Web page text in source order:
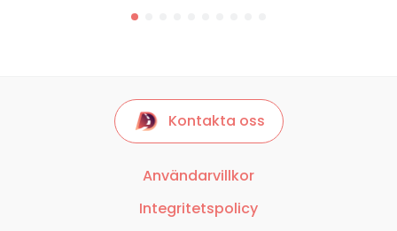
Kontakta oss
Användarvillkor
Integritetspolicy